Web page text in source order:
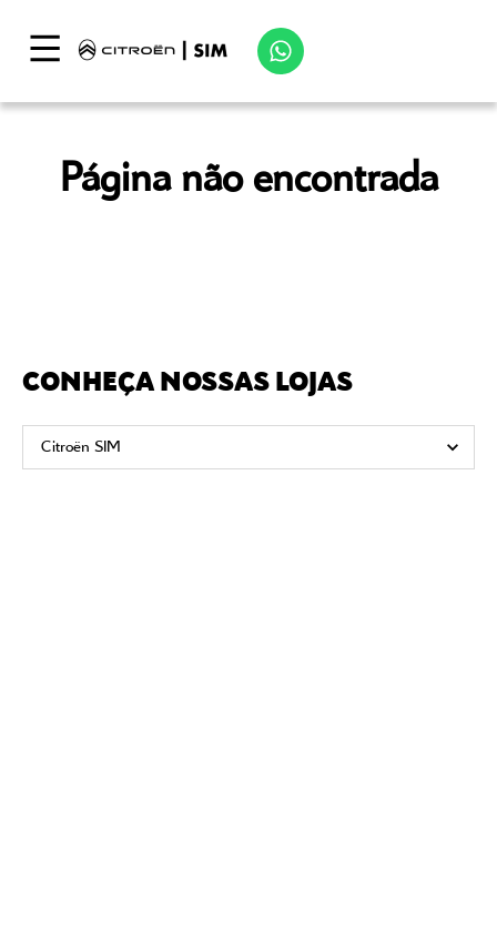
Página não encontrada
CONHEÇA NOSSAS LOJAS